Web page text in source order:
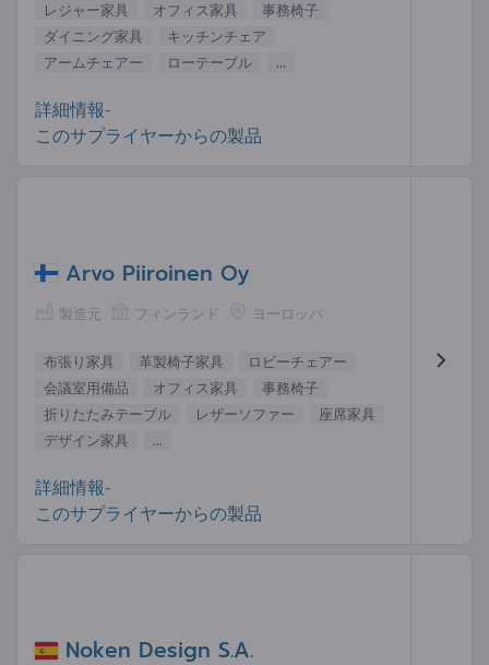
レジャー家具
オフィス家具
事務椅子
ダイニング家具
キッチンチェア
アームチェアー
ローテーブル ...
詳細情報-
このサプライヤーからの製品
Arvo Piiroinen Oy
製造元 フィンランド ヨーロッパ
布張り家具 革製椅子家具
ロビーチェアー
会議室用備品
オフィス家具
事務椅子
折りたたみテーブル
レザーソファー
座席家具
デザイン家具
...
詳細情報-
このサプライヤーからの製品
Noken Design S.A.